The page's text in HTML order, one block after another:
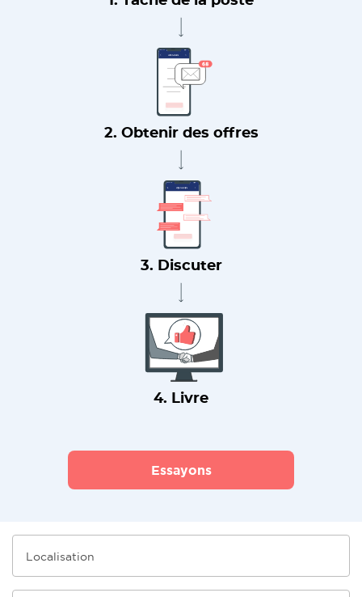
2. Obtenir des offres
3. Discuter
4. Livre
Essayons